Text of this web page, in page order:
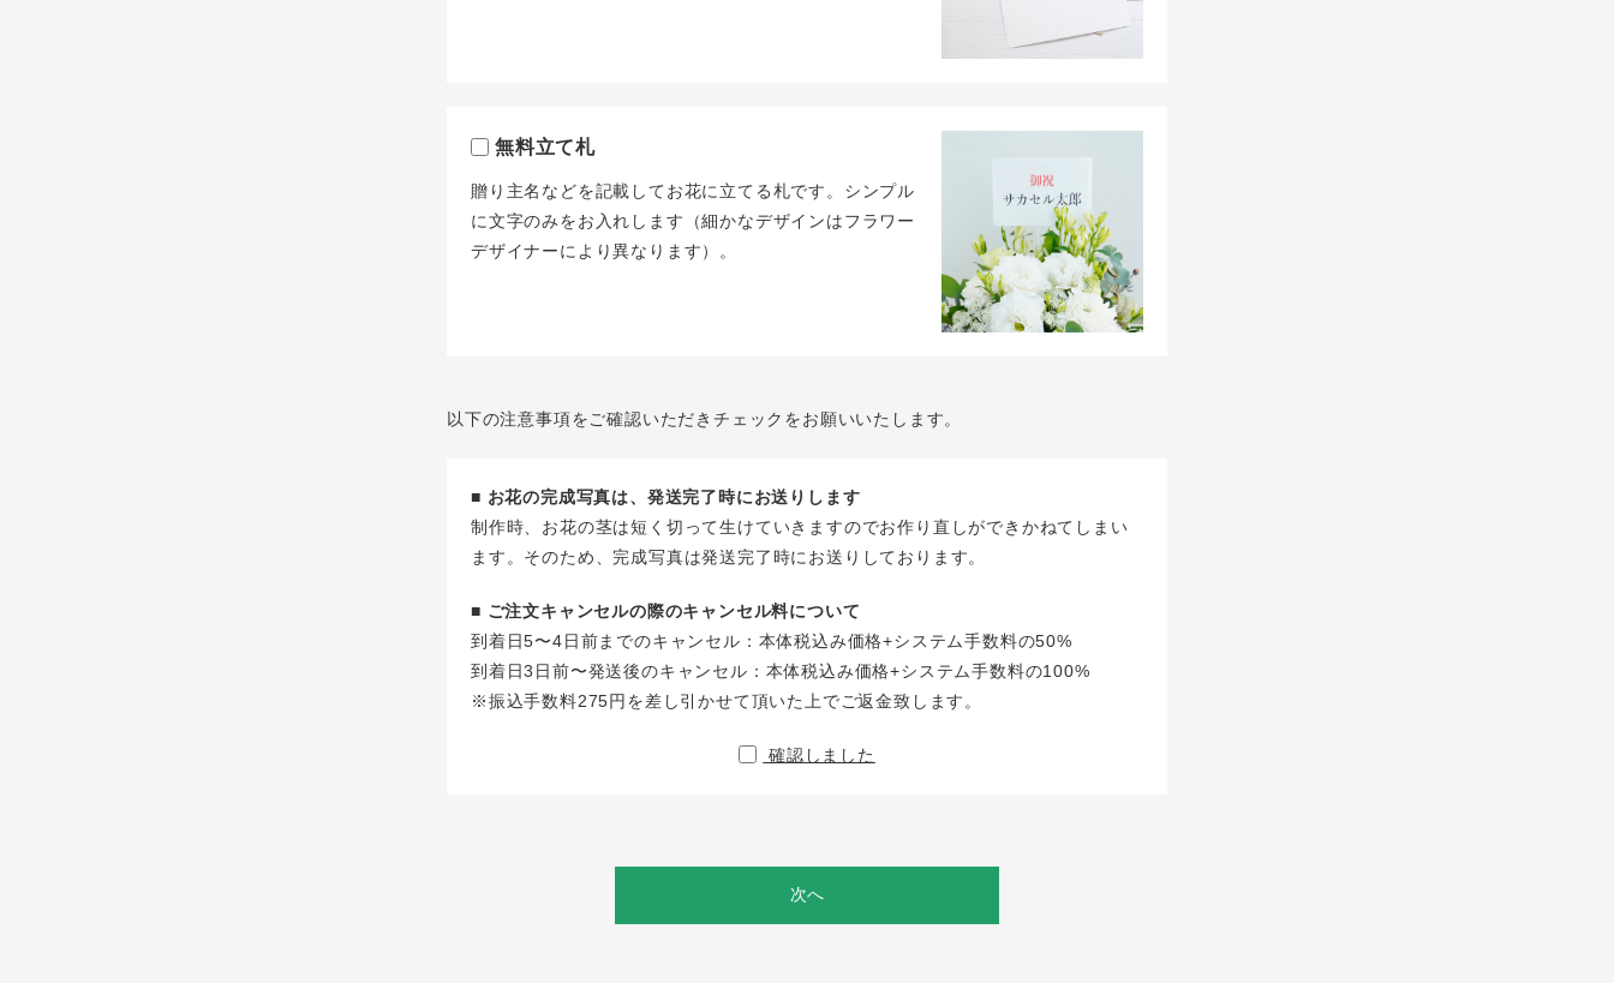
無料立て札
贈り主名などを記載してお花に立てる札です。シンプル
に文字のみをお入れします（細かなデザインはフラワー
デザイナーにより異なります）。
以下の注意事項をご確認いただきチェックをお願いいたします。
■ お花の完成写真は、発送完了時にお送りします
制作時、お花の茎は短く切って生けていきますのでお作り直しができかねてしまい
ます。そのため、完成写真は発送完了時にお送りしております。
■ ご注文キャンセルの際のキャンセル料について
到着日5〜4日前までのキャンセル：本体税込み価格+システム手数料の50%
到着日3日前〜発送後のキャンセル：本体税込み価格+システム手数料の100%
※振込手数料275円を差し引かせて頂いた上でご返金致します。
確認しました
次へ